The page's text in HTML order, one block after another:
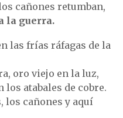
cañones retumban,
la guerra.
las frías ráfagas de la
oro viejo en la luz,
los atabales de cobre.
los cañones y aquí